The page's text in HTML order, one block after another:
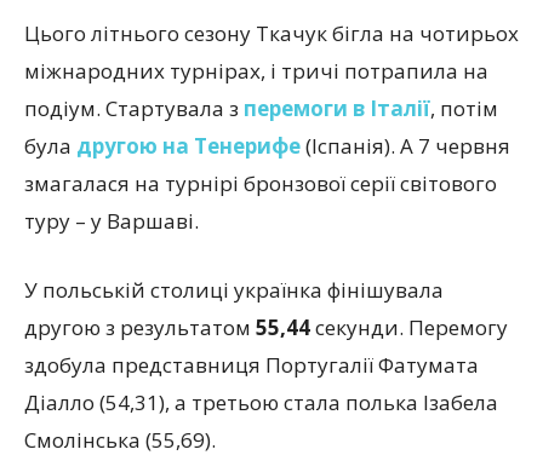
Цього літнього сезону Ткачук бігла на чотирьох
міжнародних турнірах, і тричі потрапила на
подіум. Стартувала з перемоги в Італії, потім
була другою на Тенерифе(Іспанія). А 7 червня
змагалася на турнірі бронзової серії світового
туру – у Варшаві.
У польській столиці українка фінішувала
другою з результатом 55,44секунди. Перемогу
здобула представниця Португалії Фатумата
Діалло (54,31), а третьою стала полька Ізабела
Смолінська (55,69).